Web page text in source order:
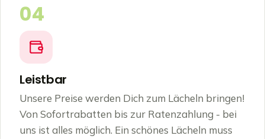
04
Leistbar
Unsere Preise werden Dich zum Lächeln bringen!
Von Sofortrabatten bis zur Ratenzahlung - bei
uns ist alles möglich. Ein schönes Lächeln muss